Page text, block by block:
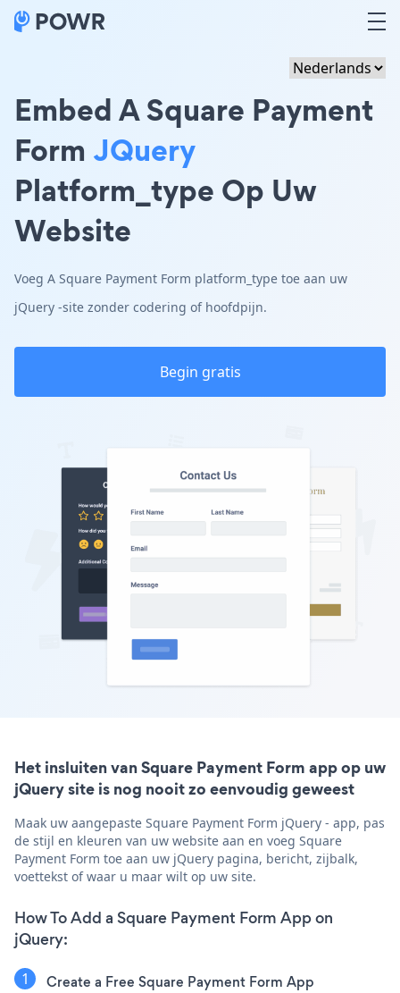
Embed A Square Payment
Form JQuery
Platform_type Op Uw
Website
Voeg A Square Payment Form platform_type toe aan uw
jQuery -site zonder codering of hoofdpijn.
Begin gratis
Het insluiten van Square Payment Form app op uw
jQuery site is nog nooit zo eenvoudig geweest
Maak uw aangepaste Square Payment Form jQuery - app, pas
de stijl en kleuren van uw website aan en voeg Square
Payment Form toe aan uw jQuery pagina, bericht, zijbalk,
voettekst of waar u maar wilt op uw site.
How To Add a Square Payment Form App on
jQuery:
Create a Free Square Payment Form App